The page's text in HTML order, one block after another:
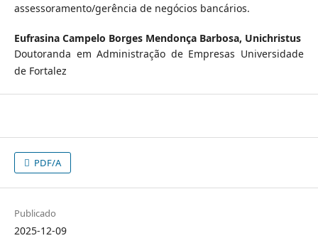
assessoramento/gerência de negócios bancários.
Eufrasina Campelo Borges Mendonça Barbosa, Unichristus
Doutoranda em Administração de Empresas Universidade
de Fortalez
PDF/A
Publicado
2025-12-09